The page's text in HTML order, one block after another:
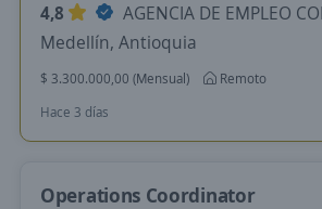
4,8
AGENCIA DE EMPLEO
Medellín, Antioquia
$ 3.300.000,00 (Mensual)
Remoto
Hace 3 días
Operations Coordinator